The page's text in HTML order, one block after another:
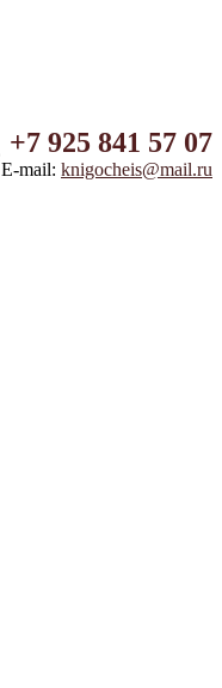
+7 925 841 57 07
E-mail: knigocheis@mail.ru